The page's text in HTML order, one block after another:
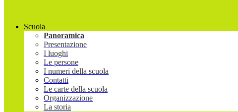
Scuola
Panoramica
Presentazione
I luoghi
Le persone
I numeri della scuola
Contatti
Le carte della scuola
Organizzazione
La storia